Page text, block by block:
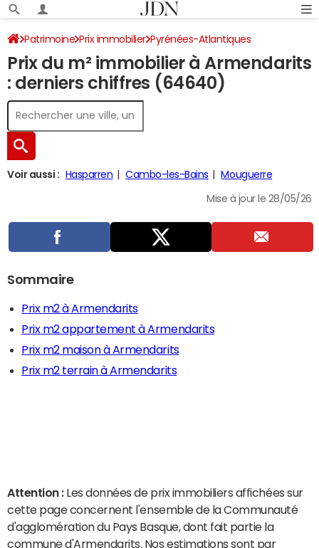
Patrimoine Prix immobilier Pyrénées-Atlantiques
Armendarits
Prix du m² immobilier à Armendarits
: derniers chiffres (64640)
Voir aussi : Hasparren Cambo-les-Bains Mouguerre
Mise à jour le 28/05/26
Sommaire
Prix m2 à Armendarits
Prix m2 appartement à Armendarits
Prix m2 maison à Armendarits
Prix m2 terrain à Armendarits
Attention : Les données de prix immobiliers affichées sur
cette page concernent l'ensemble de la Communauté
d'agglomération du Pays Basque, dont fait partie la
commune d'Armendarits. Nos estimations sont par